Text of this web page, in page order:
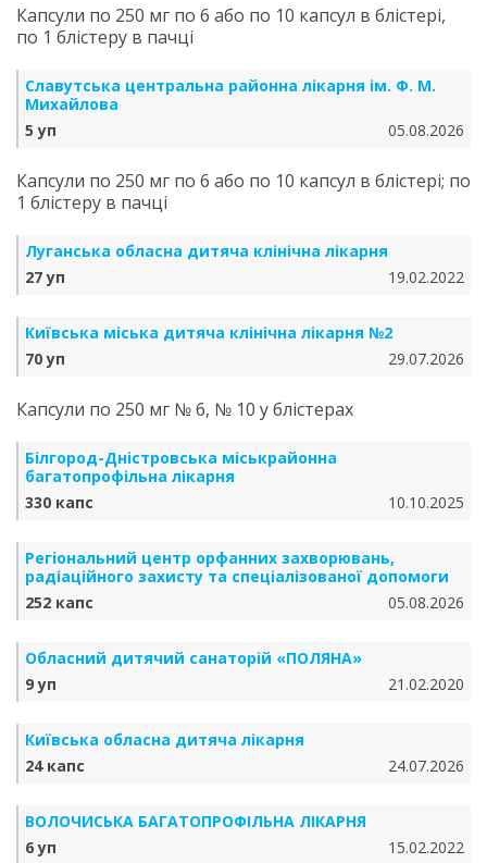
Капсули по 250 мг по 6 або по 10 капсул в блістері,
по 1 блістеру в пачці
Славутська центральна районна лікарня ім. Ф. М.
Михайлова
5 уп
05.08.2026
Капсули по 250 мг по 6 або по 10 капсул в блістері; по
1 блістеру в пачці
Луганська обласна дитяча клінічна лікарня
27 уп
19.02.2022
Київська міська дитяча клінічна лікарня №2
70 уп
29.07.2026
Капсули по 250 мг № 6, № 10 у блістерах
Білгород-Дністровська міськрайонна
багатопрофільна лікарня
330 капс
10.10.2025
Регіональний центр орфанних захворювань,
радіаційного захисту та спеціалізованої допомоги
252 капс
05.08.2026
Обласний дитячий санаторій «ПОЛЯНА»
9 уп
21.02.2020
Київська обласна дитяча лікарня
24 капс
24.07.2026
ВОЛОЧИСЬКА БАГАТОПРОФІЛЬНА ЛІКАРНЯ
6 уп
15.02.2022